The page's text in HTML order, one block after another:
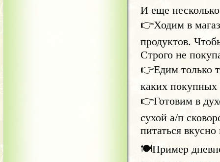
И еще
👉Ходим в
продуктов.
Строго не
👉Едим только
каких покупных
👉Готовим в
сухой а/п
питаться
🍽Пример